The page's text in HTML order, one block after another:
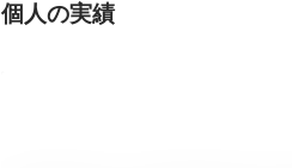
個人の実績